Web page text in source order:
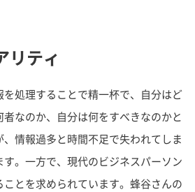
リティ
を処理することで精一杯で、自分はど
なのか、自分は何をすべきなのかと
情報過多と時間不足で失われてしま
。一方で、現代のビジネスパーソン
とを求められています。蜂谷さんの